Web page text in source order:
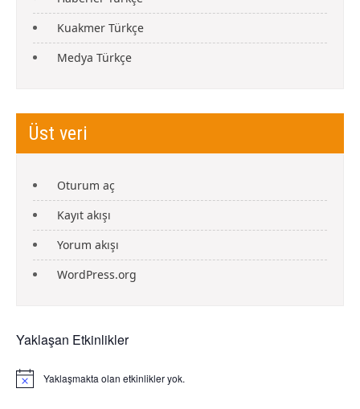
Kuakmer Türkçe
Medya Türkçe
Üst veri
Oturum aç
Kayıt akışı
Yorum akışı
WordPress.org
Yaklaşan Etkinlikler
N
Yaklaşmakta olan etkinlikler yok.